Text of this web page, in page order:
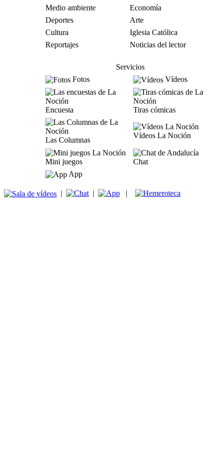
Medio ambiente
Economía
Deportes
Arte
Cultura
Iglesia Católica
Reportajes
Noticias del lector
Servicios
Fotos
Vídeos
Encuesta Tiras cómicas
Las Columnas
Vídeos La Noción
Mini juegos
Chat
App
| | |